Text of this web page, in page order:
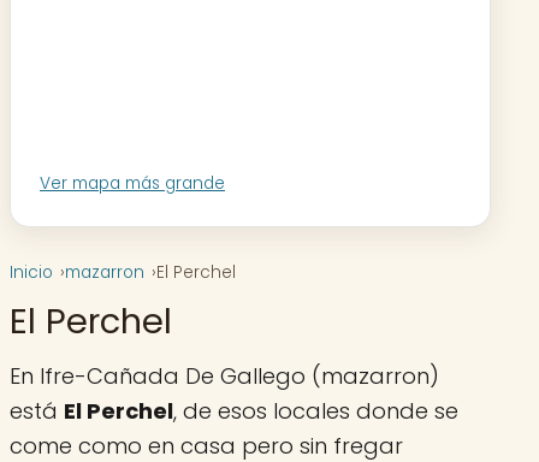
Ver mapa más grande
Inicio mazarron El Perchel
El Perchel
En Ifre-Cañada De Gallego (mazarron)
está El Perchel, de esos locales donde se
come como en casa pero sin fregar